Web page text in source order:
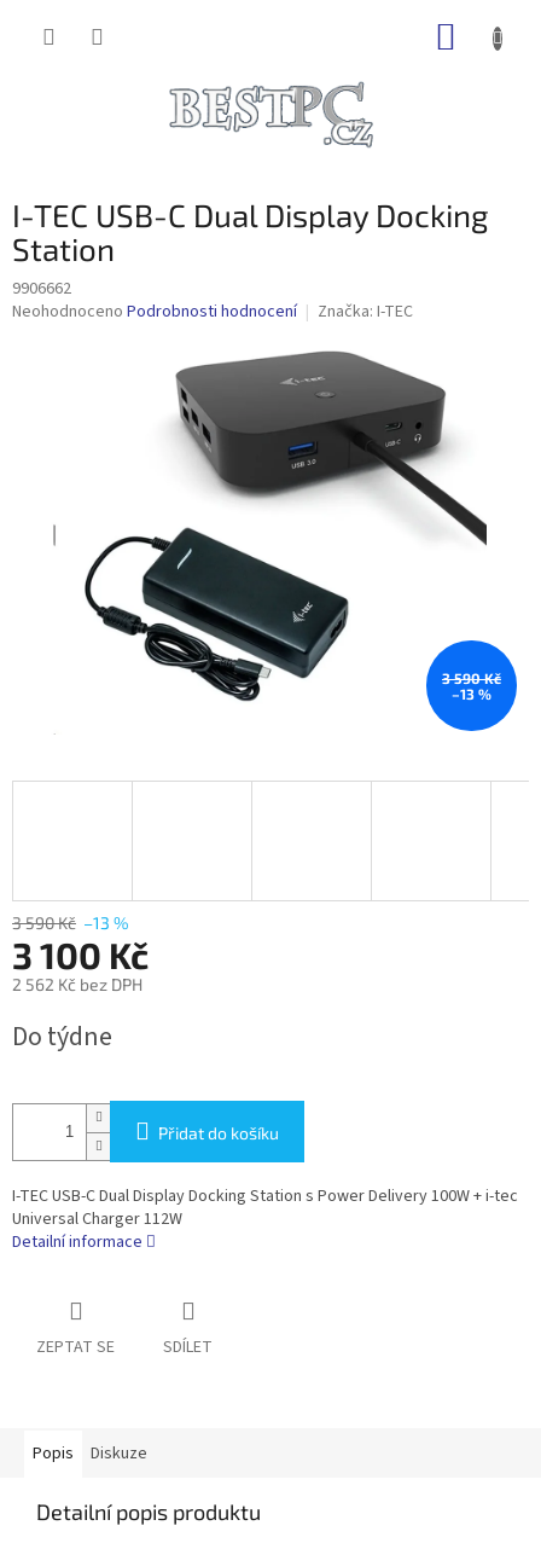
I-TEC USB-C Dual Display Docking
Station
9906662
Průměrné
Neohodnoceno Podrobnosti hodnocení Značka: I-TEC
3 590 Kč
–13 %
3 590 Kč –13 %
3 100 Kč
2 562 Kč bez DPH
cena:
Do týdne
Přidat do košíku
I-TEC USB-C Dual Display Docking Station s Power Delivery 100W + i-tec
Universal Charger 112W
Detailní informace
ZEPTAT SE SDÍLET
Popis Diskuze
Detailní popis produktu